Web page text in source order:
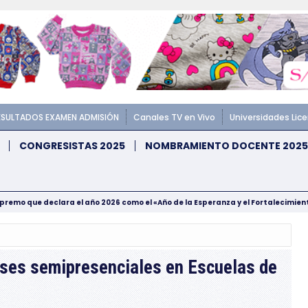
EXAMEN ADMISIÓN Canales TV en Vivo Universidades
CONGRESISTAS 2025 NOMBRAMIENTO DOCENTE 2025
que declara el año 2026 como el «Año de la Esperanza y el
semipresenciales en Escuelas de